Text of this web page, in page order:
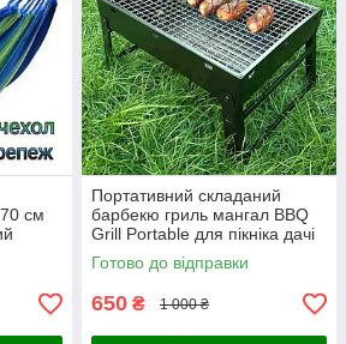
см
та
Портативний складаний
барбекю гриль мангал BBQ
Grill Portable для пікніка дачі
переносної туристичний
Готово до відправки
650 ₴ 1 000 ₴